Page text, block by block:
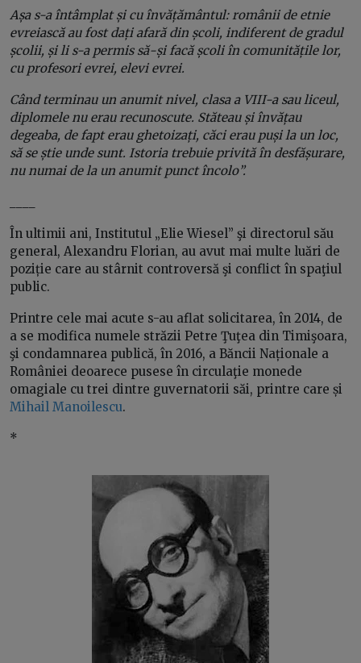
Așa s-a întâmplat și cu învățământul: românii de etnie
evreiască au fost dați afară din școli, indiferent de gradul
școlii, și li s-a permis să-și facă școli în comunitățile lor,
cu profesori evrei, elevi evrei.
Când terminau un anumit nivel, clasa a VIII-a sau liceul,
diplomele nu erau recunoscute. Stăteau și învățau
degeaba, de fapt erau ghetoizați, căci erau puși la un loc,
să se știe unde sunt. Istoria trebuie privită în desfășurare,
nu numai de la un anumit punct încolo”.
În ultimii ani, Institutul „Elie Wiesel” şi directorul său
general, Alexandru Florian, au avut mai multe luări de
poziție care au stârnit controversă şi conflict în spaţiul
public.
Printre cele mai acute s-au aflat solicitarea, în 2014, de
a se modifica numele străzii Petre Ţuţea din Timişoara,
şi condamnarea publică, în 2016, a Băncii Naționale a
României deoarece pusese în circulaţie monede
omagiale cu trei dintre guvernatorii săi, printre care și
Mihail Manoilescu.
*